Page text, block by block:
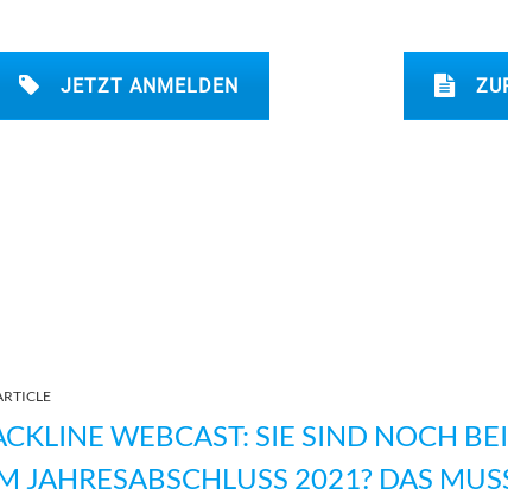
JETZT ANMELDEN
WEBCAST: SIE SIND NOCH
JAHRESABSCHLUSS 2021? DAS